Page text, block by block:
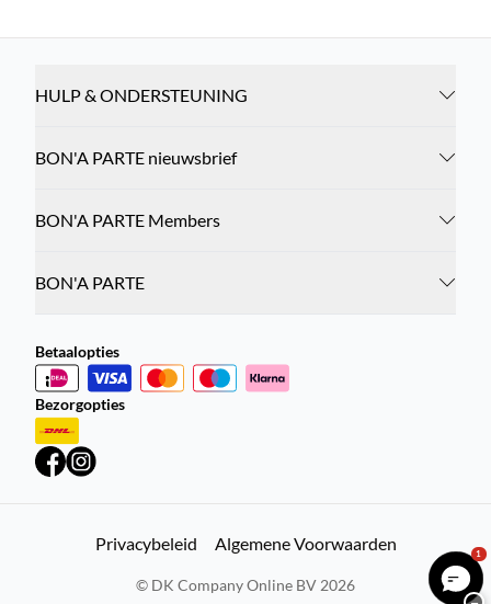
HULP & ONDERSTEUNING
BON'A PARTE nieuwsbrief
BON'A PARTE Members
BON'A PARTE
Betaalopties
Bezorgopties
Privacybeleid Algemene Voorwaarden
© DK Company Online BV 2026
1